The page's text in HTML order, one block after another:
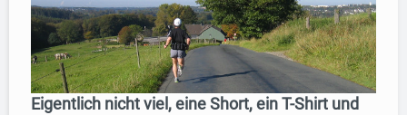
Eigentlich nicht viel, eine Short, ein T-Shirt und